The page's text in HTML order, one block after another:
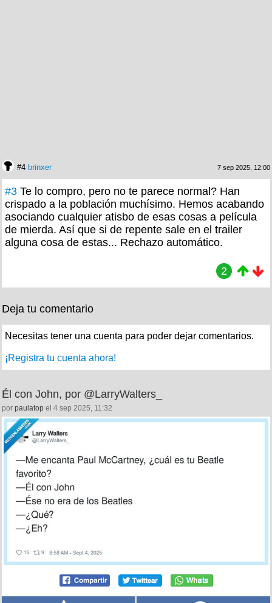
#4 brinxer 7 sep 2025, 12:00
#3 Te lo compro, pero no te parece normal? Han
crispado a la población muchísimo. Hemos acabando
asociando cualquier atisbo de esas cosas a película
de mierda. Así que si de repente sale en el trailer
alguna cosa de estas... Rechazo automático.
2
Deja tu comentario
Necesitas tener una cuenta para poder dejar comentarios.
¡Registra tu cuenta ahora!
Él con John, por @LarryWalters_
por paulatop el 4 sep 2025, 11:32